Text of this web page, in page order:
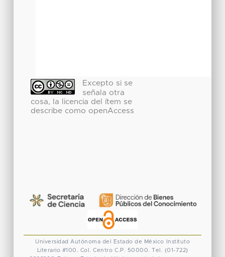
Excepto si se
señala otra
cosa, la licencia del ítem se
describe como openAccess
Universidad Autónoma del Estado de México
Instituto
Literario #100. Col. Centro C.P. 50000. Tel. (01-722)